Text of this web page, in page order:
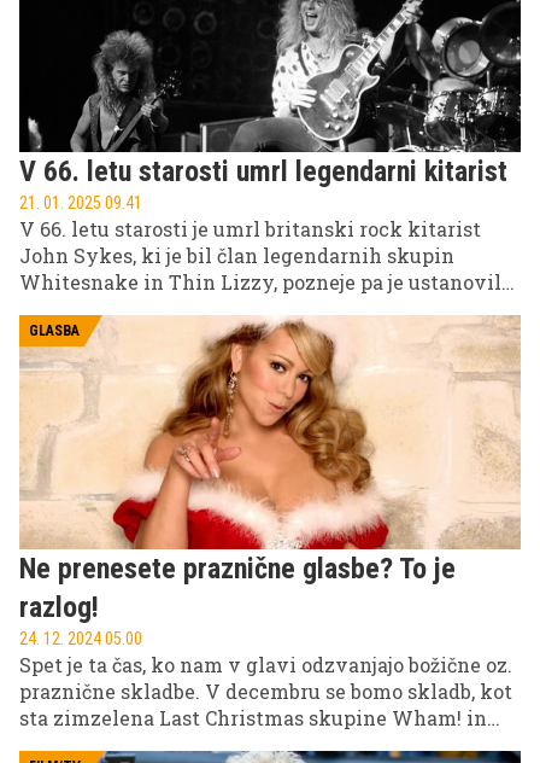
V 66. letu starosti umrl legendarni kitarist
21. 01. 2025 09.41
V 66. letu starosti je umrl britanski rock kitarist
John Sykes, ki je bil član legendarnih skupin
Whitesnake in Thin Lizzy, pozneje pa je ustanovil
GLASBA
Ne prenesete praznične glasbe? To je
razlog!
24. 12. 2024 05.00
Spet je ta čas, ko nam v glavi odzvanjajo božične oz.
praznične skladbe. V decembru se bomo skladb, kot
sta zimzelena Last Christmas skupine Wham! in